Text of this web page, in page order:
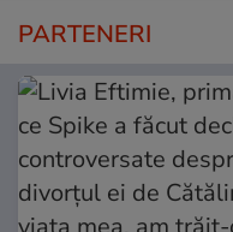
PARTENERI